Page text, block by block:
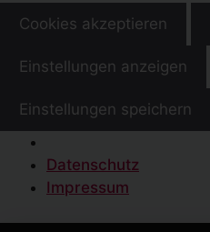
Cookies akzeptieren
Einstellungen anzeigen
Einstellungen speichern
Datenschutz
Impressum